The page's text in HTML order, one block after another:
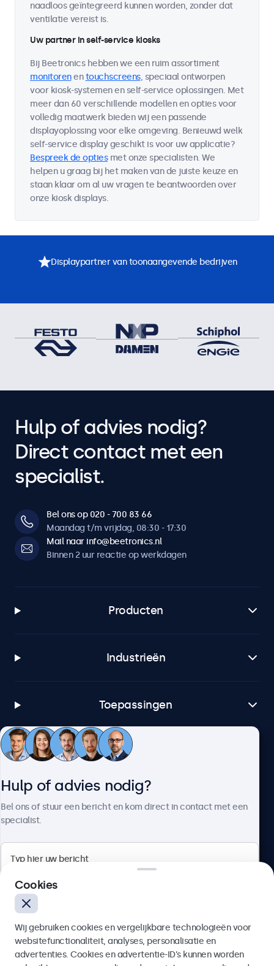
naadloos geïntegreerd kunnen worden, zonder dat
ventilatie vereist is.
Uw partner in self-service kiosks
Bij Beetronics hebben we een ruim assortiment
monitorenentouchscreens, speciaal ontworpen
voor kiosk-systemen en self-service oplossingen. Met
meer dan 60 verschillende modellen en opties voor
volledig maatwerk bieden wij een passende
displayoplossing voor elke omgeving. Benieuwd welk
self-service display geschikt is voor uw applicatie?
Bespreek de optiesmet onze specialisten. We
helpen u graag bij het maken van de juiste keuze en
staan klaar om al uw vragen te beantwoorden over
onze kiosk displays.
Displaypartner van toonaangevende bedrijven
Hulp of advies nodig?
Direct contact met een
specialist.
Bel ons op 020 - 700 83 66
Maandag t/m vrijdag, 08:30 - 17:30
Mail naar info@beetronics.nl
Binnen 2 uur reactie op werkdagen
Producten
Industrieën
Toepassingen
Klantenservice
4.8/5 door 5000+ bedrijven
Nederlands
Hulp of advies nodig?
Bel ons of stuur een bericht en kom direct in contact met een
specialist.
Cookies
Wij gebruiken cookies en vergelijkbare technologieën voor
websitefunctionaliteit, analyses, personalisatie en
advertenties. Cookies en advertentie-ID’s kunnen worden